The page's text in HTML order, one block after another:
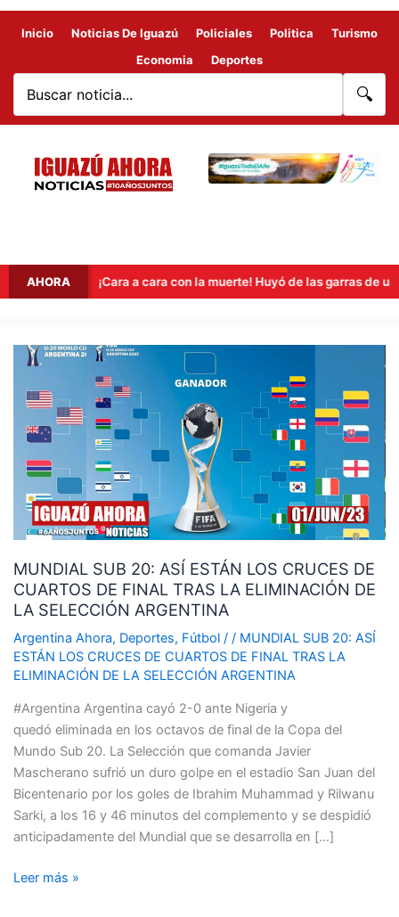
Inicio Noticias De Iguazú Policiales Politica
Turismo
Economia
Deportes
🔍
AHORA¡Cara a cara con la muerte! Huyó de las garras de un
MUNDIAL SUB 20: ASÍ ESTÁN LOS CRUCES DE
CUARTOS DE FINAL TRAS LA ELIMINACIÓN DE
LA SELECCIÓN ARGENTINA
Argentina Ahora, Deportes, Fútbol/ / MUNDIAL SUB 20: ASÍ
ESTÁN LOS CRUCES DE CUARTOS DE FINAL TRAS LA
ELIMINACIÓN DE LA SELECCIÓN ARGENTINA
#Argentina Argentina cayó 2-0 ante Nigeria y
quedó eliminada en los octavos de final de la Copa del
Mundo Sub 20. La Selección que comanda Javier
Mascherano sufrió un duro golpe en el estadio San Juan del
Bicentenario por los goles de Ibrahim Muhammad y Rilwanu
Sarki, a los 16 y 46 minutos del complemento y se despidió
anticipadamente del Mundial que se desarrolla en […]
MUNDIAL
20:
ESTÁN
LOS
CRUCES
DE
CUARTOS
FINAL
TRAS
LA
ELIMINACIÓN
DE
LA
ARGENTINA
Leer más »